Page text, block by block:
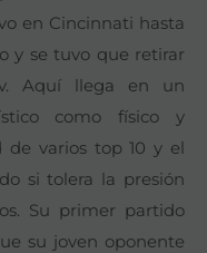
en Cincinnati hasta
y se tuvo que retirar
Aquí llega en un
como físico y
de varios top 10 y el
si tolera la presión
Su primer partido
su joven oponente